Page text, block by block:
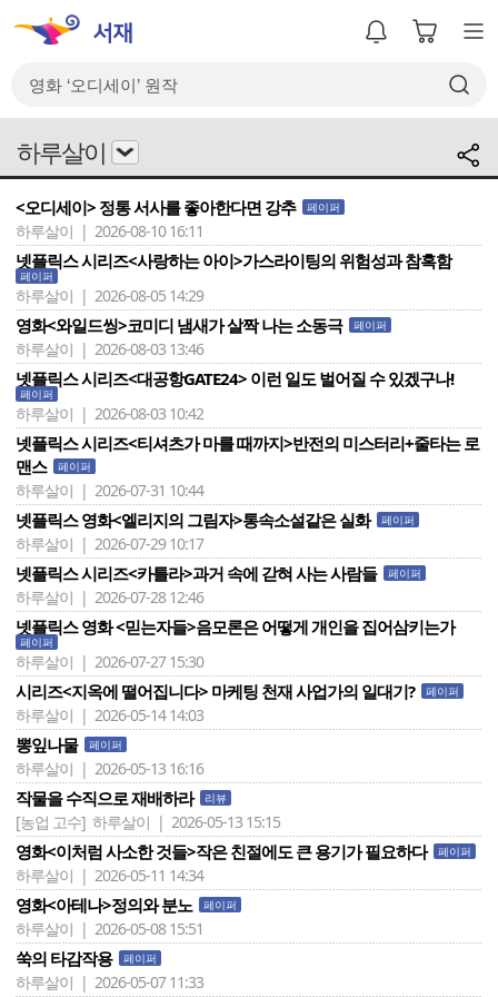
하루살이
<오디세이> 정통 서사를 좋아한다면 강추 페이퍼
하루살이 | 2026-08-10 16:11
넷플릭스 시리즈<사랑하는 아이>가스라이팅의 위험성과 참혹함
페이퍼
하루살이 | 2026-08-05 14:29
영화<와일드씽>코미디 냄새가 살짝 나는 소동극 페이퍼
하루살이 | 2026-08-03 13:46
넷플릭스 시리즈<대공항GATE24> 이런 일도 벌어질 수 있겠구나!
페이퍼
하루살이 | 2026-08-03 10:42
넷플릭스 시리즈<티셔츠가 마를 때까지>반전의 미스터리+줄타는 로
맨스
페이퍼
하루살이 | 2026-07-31 10:44
넷플릭스 영화<엘리지의 그림자>통속소설같은 실화 페이퍼
하루살이 | 2026-07-29 10:17
넷플릭스 시리즈<카틀라>과거 속에 갇혀 사는 사람들 페이퍼
하루살이 | 2026-07-28 12:46
넷플릭스 영화 <믿는자들>음모론은 어떻게 개인을 집어삼키는가
페이퍼
하루살이 | 2026-07-27 15:30
시리즈<지옥에 떨어집니다> 마케팅 천재 사업가의 일대기? 페이퍼
하루살이 | 2026-05-14 14:03
뽕잎나물 페이퍼
하루살이 | 2026-05-13 16:16
작물을 수직으로 재배하라 리뷰
[농업 고수] 하루살이 | 2026-05-13 15:15
영화<이처럼 사소한 것들>작은 친절에도 큰 용기가 필요하다 페이퍼
하루살이 | 2026-05-11 14:34
영화<아테나>정의와 분노 페이퍼
하루살이 | 2026-05-08 15:51
쑥의 타감작용 페이퍼
하루살이 | 2026-05-07 11:33